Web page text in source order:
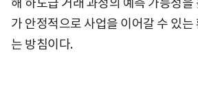
가 안정적으로 사업을 이어갈 수 있는
는 방침이다.